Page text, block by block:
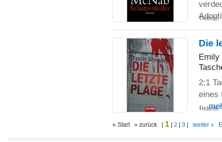
Tickets:
Die
Emily
2:1
eines
...
Tickets:
« Start « zurück | 1 2 3 weiter »